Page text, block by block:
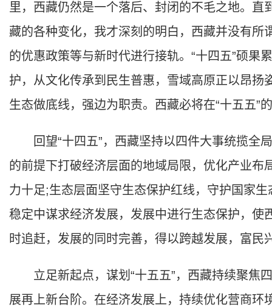
里，西藏仍然是一个落后、封闭的不毛之地。
藏的各种变化，我才深刻的明白，西藏并没有
的优惠政策等与新时代进行接轨。“十四五”硕果
护，从文化传承到民生普惠，雪域高原正以昂
生态做底线，强边为职责。西藏必将在“十五五”
回望“十四五”，西藏坚持以四件大事统揽全
的前提下打破经济层面的地域局限，优化产业
力十足;生态层面坚守生态保护红线，守护国家
稳定中谋求经济发展，发展中进行生态保护，
时追赶，发展的同时完善，得以跨越发展，富民
立足新起点，谋划“十五五”，西藏持续聚焦
展再上新台阶。在经济发展上，持续优化营商